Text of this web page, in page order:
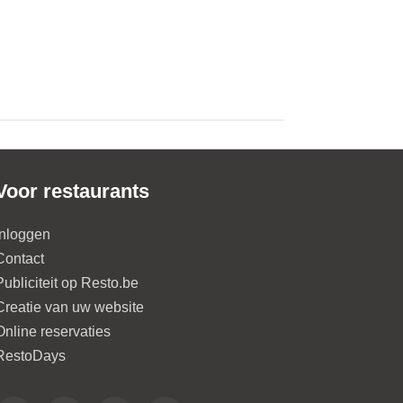
restaurants
op Resto.be
van uw website
reservaties